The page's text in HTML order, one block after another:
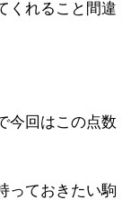
くれること間違
今回はこの点数
っておきたい駒